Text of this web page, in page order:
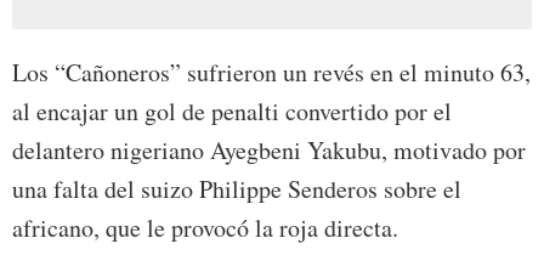
Los “Cañoneros” sufrieron un revés en el minuto 63,
al encajar un gol de penalti convertido por el
delantero nigeriano Ayegbeni Yakubu, motivado por
una falta del suizo Philippe Senderos sobre el
africano, que le provocó la roja directa.